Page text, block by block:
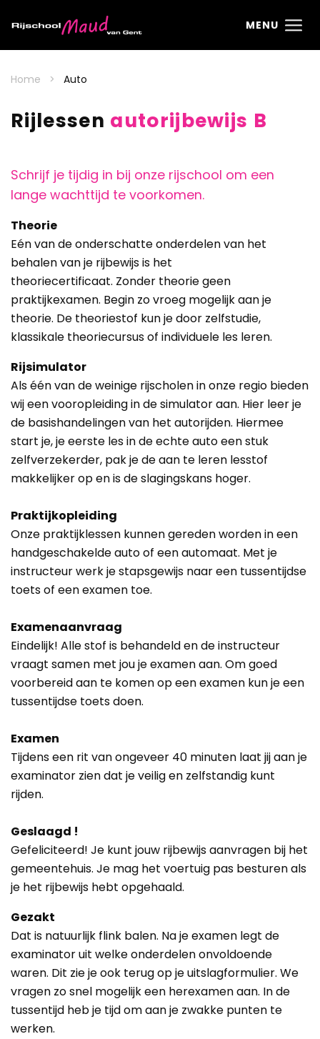
MENU
Home Auto
Rijlessen autorijbewijs B
Schrijf je tijdig in bij onze rijschool om een
lange wachttijd te voorkomen.
Theorie
Eén van de onderschatte onderdelen van het
behalen van je rijbewijs is het
theoriecertificaat. Zonder theorie geen
praktijkexamen. Begin zo vroeg mogelijk aan je
theorie. De theoriestof kun je door zelfstudie,
klassikale theoriecursus of individuele les leren.
Rijsimulator
Als één van de weinige rijscholen in onze regio bieden
wij een vooropleiding in de simulator aan. Hier leer je
de basishandelingen van het autorijden. Hiermee
start je, je eerste les in de echte auto een stuk
zelfverzekerder, pak je de aan te leren lesstof
makkelijker op en is de slagingskans hoger.
Praktijkopleiding
Onze praktijklessen kunnen gereden worden in een
handgeschakelde auto of een automaat. Met je
instructeur werk je stapsgewijs naar een tussentijdse
toets of een examen toe.
Examenaanvraag
Eindelijk! Alle stof is behandeld en de instructeur
vraagt samen met jou je examen aan. Om goed
voorbereid aan te komen op een examen kun je een
tussentijdse toets doen.
Examen
Tijdens een rit van ongeveer 40 minuten laat jij aan je
examinator zien dat je veilig en zelfstandig kunt
rijden.
Geslaagd !
Gefeliciteerd! Je kunt jouw rijbewijs aanvragen bij het
gemeentehuis. Je mag het voertuig pas besturen als
je het rijbewijs hebt opgehaald.
Gezakt
Dat is natuurlijk flink balen. Na je examen legt de
examinator uit welke onderdelen onvoldoende
waren. Dit zie je ook terug op je uitslagformulier. We
vragen zo snel mogelijk een herexamen aan. In de
tussentijd heb je tijd om aan je zwakke punten te
werken.